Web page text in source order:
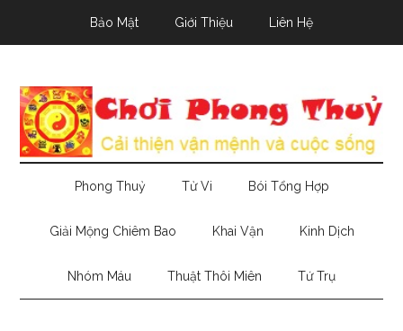
Bảo Mật Giới Thiệu Liên Hệ
Phong Thuỷ Tử Vi Bói Tổng Hợp
Giải Mộng Chiêm Bao Khai Vận Kinh Dịch
Nhóm Máu Thuật Thôi Miên Tứ Trụ